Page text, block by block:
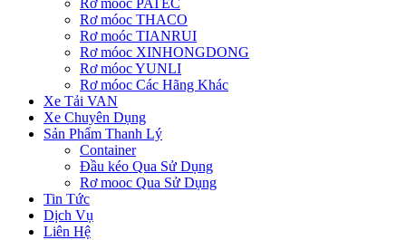
Rơ móoc PATEC
Rơ móoc THACO
Rơ moóc TIANRUI
Rơ móoc XINHONGDONG
Rơ móoc YUNLI
Rơ móoc Các Hãng Khác
Xe Tải VAN
Xe Chuyên Dụng
Sản Phẩm Thanh Lý
Container
Đầu kéo Qua Sử Dụng
Rơ mooc Qua Sử Dụng
Tin Tức
Dịch Vụ
Liên Hệ